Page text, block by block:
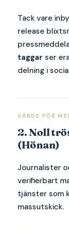
Tack vare
release
taggar ser
delning i
VÄRDE FÖR
2. Noll
(Hönan)
Journalister
verifierbart
tjänster som
massutskick.